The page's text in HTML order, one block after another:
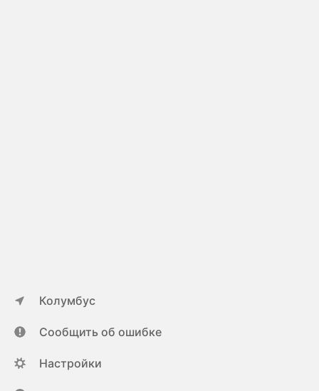
Колумбус
Сообщить об ошибке
Настройки